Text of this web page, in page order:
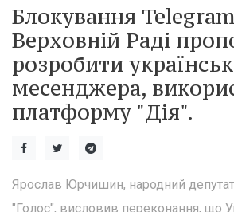
Блокування
Верховній Раді
розробити
месенджера,
платформу "Дія".
Ярослав Юрчишин, народний депутат
"Голос", висловив переконання, що